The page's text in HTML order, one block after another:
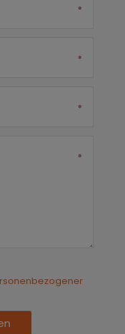
*
*
*
*